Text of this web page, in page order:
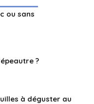
ou sans
?
à déguster au